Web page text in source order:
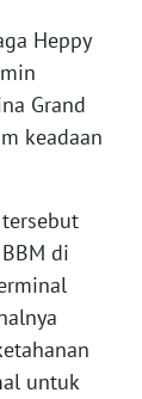
Heppy
Grand
keadaan
di
untuk